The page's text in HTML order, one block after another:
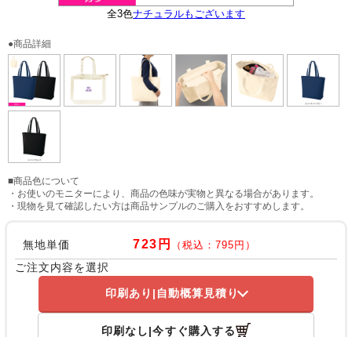
全3色ナチュラルもございます
B4サイズ対応
大きさイメージ
ファスナー付き
使用イメージ
●商品詳細
■商品色について
・お使いのモニターにより、商品の色味が実物と異なる場合があります。
・現物を見て確認したい方は商品サンプルのご購入をおすすめします。
無地単価 723円 （税込：795円）
ご注文内容を選択
印刷あり 自動概算見積り
印刷なし 今すぐ購入する